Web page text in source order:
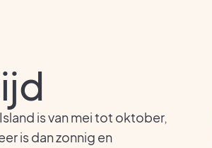
is van mei tot oktober,
is dan zonnig en